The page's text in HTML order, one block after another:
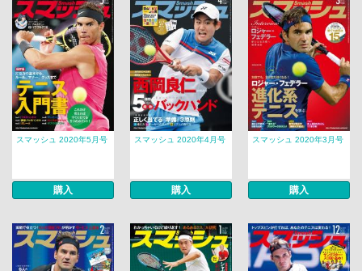
スマッシュ 2020年5月号
購入
スマッシュ 2020年4月号
購入
スマッシュ 2020年3月号
購入